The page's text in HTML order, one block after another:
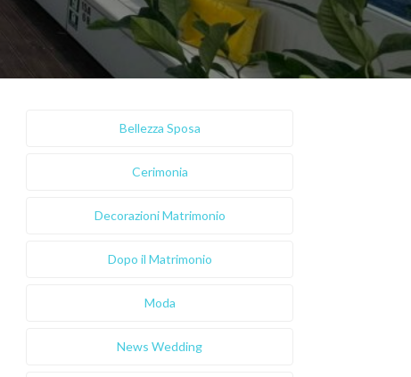
Bellezza Sposa
Cerimonia
Decorazioni Matrimonio
Dopo il Matrimonio
Moda
News Wedding